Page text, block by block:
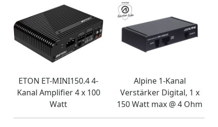
ETON ET-MINI150.4 4-
Kanal Amplifier 4 x 100
Watt
Alpine 1-Kanal
Verstärker Digital, 1 x
150 Watt max @ 4 Ohm